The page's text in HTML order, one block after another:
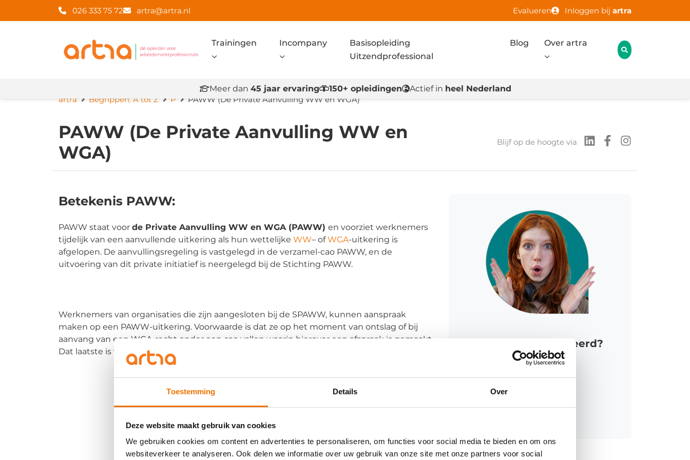
Toestemming Details Over
Deze website maakt gebruik van cookies
We gebruiken cookies om content en advertenties te personaliseren, om functies voor social media te bieden en om ons
websiteverkeer te analyseren. Ook delen we informatie over uw gebruik van onze site met onze partners voor social
026 333 75 72 artra@artra.nl Evalueren Inloggen bij artra
Trainingen Incompany
Basisopleiding
Uitzendprofessional
Blog Over artra
Meer dan 45 jaar ervaring 150+ opleidingen Actief in heel Nederland
artra
Begrippen: A tot Z P PAWW (De Private Aanvulling WW en WGA)
PAWW (De Private Aanvulling WW en
WGA)
Blijf op de hoogte via
Betekenis PAWW:
PAWW staat voor de Private Aanvulling WW en WGA (PAWW) en voorziet werknemers
tijdelijk van een aanvullende uitkering als hun wettelijke WW– ofWGA-uitkering is
afgelopen. De aanvullingsregeling is vastgelegd in de verzamel-cao PAWW, en de
uitvoering van dit private initiatief is neergelegd bij de Stichting PAWW.
Werknemers van organisaties die zijn aangesloten bij de SPAWW, kunnen aanspraak
maken op een PAWW-uitkering. Voorwaarde is dat ze op het moment van ontslag of bij
aanvang van een WGA-recht onder een cao vallen waarin hierover een afspraak is gemaakt.
Dat laatste is vanaf 1 augustus 2022 het geval voor de uitzendbranche.
Nog niet genoeg geleerd?
Kijk in ons opleidings-
trainingsaanbod, en blijf je
ontwikkelen.